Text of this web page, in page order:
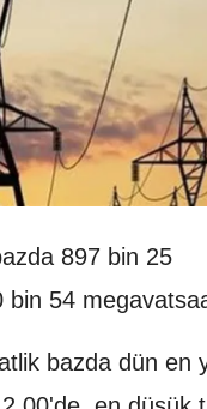
897 bin 25
54
bazda dün en